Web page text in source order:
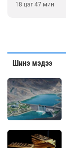
18 цаг 47 мин
Шинэ мэдээ